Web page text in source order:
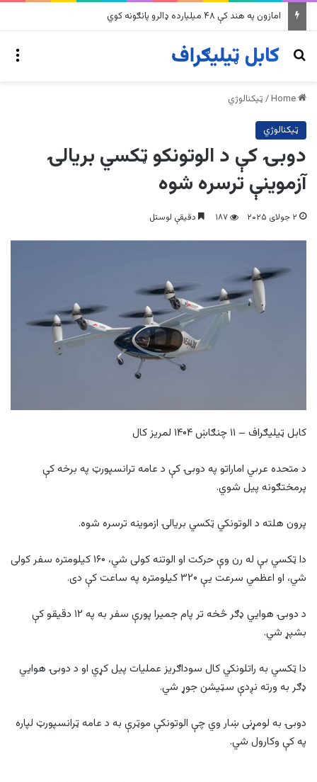
امازون په هند کې ۴۸ میلیارده ډالرو پانګونه کوي
Search for
/ ټیکنالوژي
ټیکنالوژي
دوبۍ کې د الوتونکو ټکسي بریالۍ
آزموینې ترسره شوه
۲ جولای ۲۰۲۵ ۱۸۷ دقیقې لوستل
کابل ټیلیګراف – ۱۱ چنګاښ ۱۴۰۴ لمریز کال
د متحده عربي اماراتو په دوبۍ کې د عامه ترانسپورټ په برخه کې
پرمختګونه پیل شوي.
پرون هلته د الوتونکي ټکسي بریالۍ ازموینه ترسره شوه.
دا ټکسي بې له رن وې حرکت او الوتنه کولی شي، ۱۶۰ کیلومتره سفر کولی
شي، او اعظمي سرعت یې ۳۲۰ کیلومتره په ساعت کې دی.
د دوبۍ هوايي ډګر څخه تر پام جمیرا پورې سفر به په ۱۲ دقیقو کې
بشپړ شي.
دا ټکسي به راتلونکي کال سوداګریز عملیات پیل کړي او د دوبۍ هوايي
ډګر به ورته نږدې سټیشن جوړ شي.
دوبۍ به لومړنی ښار وي چې الوتونکې موټرې به د عامه ټرانسپورټ لپاره
په کې وکارول شي.